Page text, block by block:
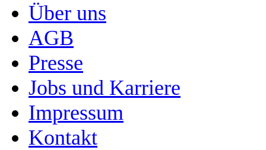
Über uns
AGB
Presse
Jobs und Karriere
Impressum
Kontakt